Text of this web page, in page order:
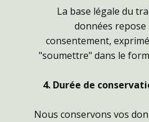
La base légale du
données
consentement,
"soumettre" dans le
4. Durée de
Nous conservons vos